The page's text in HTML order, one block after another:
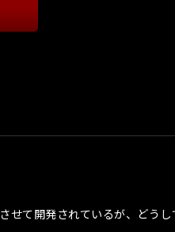
て開発されているが、どうし